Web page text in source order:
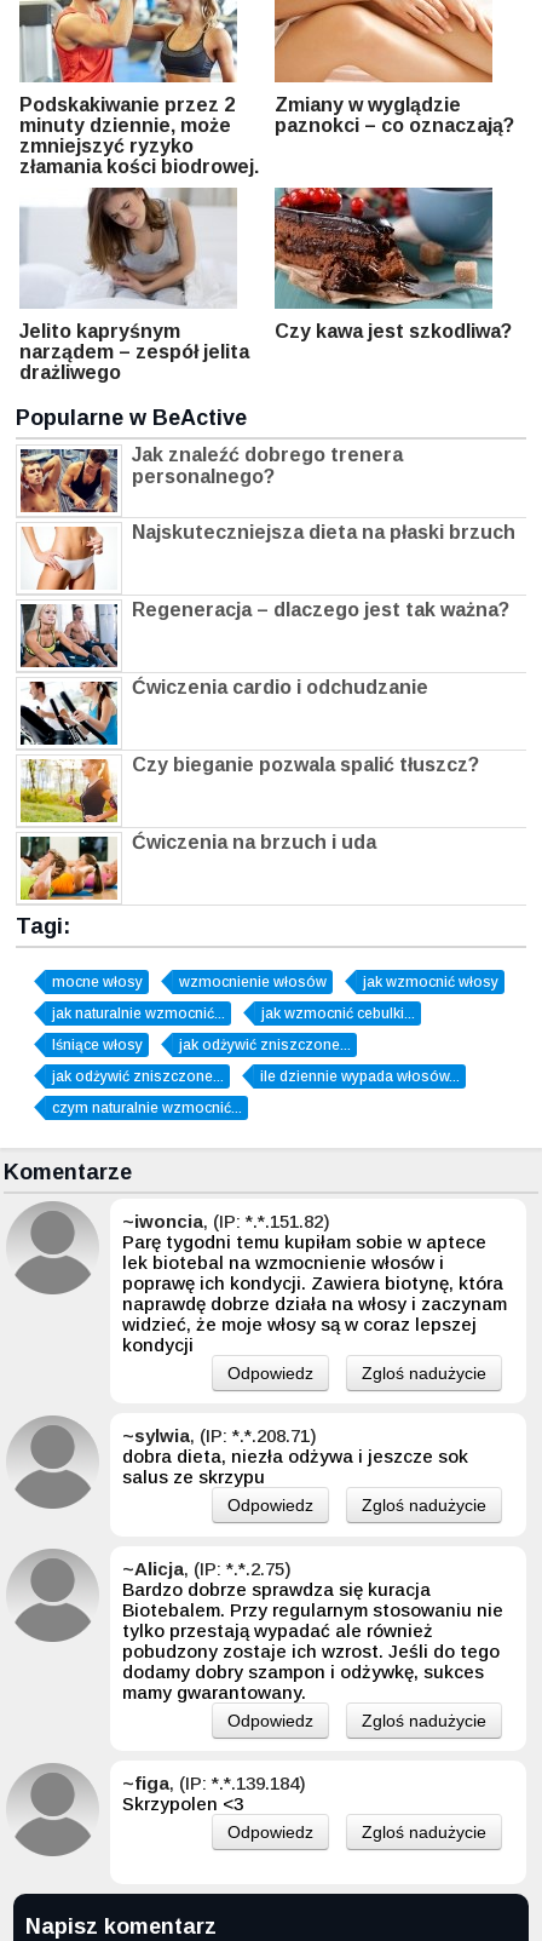
Podskakiwanie przez 2
minuty dziennie, może
zmniejszyć ryzyko
złamania kości biodrowej.
Zmiany w wyglądzie
paznokci – co oznaczają?
Jelito kapryśnym
narządem – zespół jelita
drażliwego
Czy kawa jest szkodliwa?
Popularne w BeActive
Jak znaleźć dobrego trenera
personalnego?
Najskuteczniejsza dieta na płaski brzuch
Regeneracja – dlaczego jest tak ważna?
Ćwiczenia cardio i odchudzanie
Czy bieganie pozwala spalić tłuszcz?
Ćwiczenia na brzuch i uda
Tagi:
mocne włosy wzmocnienie włosów
jak wzmocnić włosy
jak naturalnie wzmocnić...
jak wzmocnić cebulki...
lśniące włosy
jak odżywić zniszczone...
jak odżywić zniszczone...
ile dziennie wypada włosów...
czym naturalnie wzmocnić...
Komentarze
~iwoncia, (IP: *.*.151.82)
Parę tygodni temu kupiłam sobie w aptece
lek biotebal na wzmocnienie włosów i
poprawę ich kondycji. Zawiera biotynę, która
naprawdę dobrze działa na włosy i zaczynam
widzieć, że moje włosy są w coraz lepszej
kondycji
Odpowiedz Zgloś nadużycie
~sylwia, (IP: *.*.208.71)
dobra dieta, niezła odżywa i jeszcze sok
salus ze skrzypu
Odpowiedz Zgloś nadużycie
~Alicja, (IP: *.*.2.75)
Bardzo dobrze sprawdza się kuracja
Biotebalem. Przy regularnym stosowaniu nie
tylko przestają wypadać ale również
pobudzony zostaje ich wzrost. Jeśli do tego
dodamy dobry szampon i odżywkę, sukces
mamy gwarantowany.
Odpowiedz Zgloś nadużycie
~figa, (IP: *.*.139.184)
Skrzypolen <3
Odpowiedz Zgloś nadużycie
Napisz komentarz